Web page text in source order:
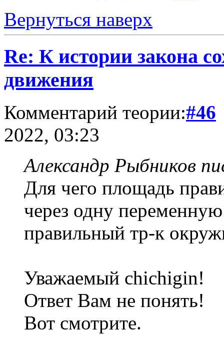
Вернуться наверх
Re: К истории закона
движения
Комментарий теории:#46
2022, 03:23
Александр Рыбников
Для чего площадь
через одну
правильный тр-к
Уважаемый chichigin!
Ответ Вам не понять!
Вот смотрите.